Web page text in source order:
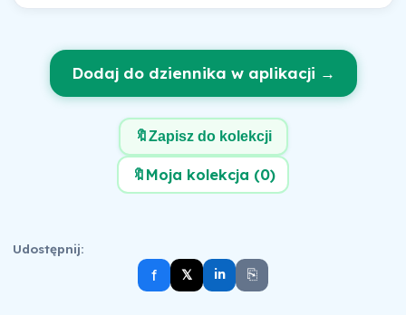
Dodaj do dziennika w aplikacji →
🔖Zapisz do kolekcji
🔖 Moja kolekcja (0)
Udostępnij:
f 𝕏 in ⎘